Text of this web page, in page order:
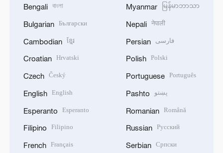
Bengali বাংলা
Bulgarian Български
Cambodian ខ្មែរ
Croatian Hrvatski
Czech Český
English English
Esperanto Esperanto
Filipino Filipino
French Français
Myanmar မြန်မာဘာသာ
Nepali नेपाली
Persian فارسی
Polish Polski
Portuguese Português
Pashto پښتو
Romanian Română
Russian Русский
Serbian Српски